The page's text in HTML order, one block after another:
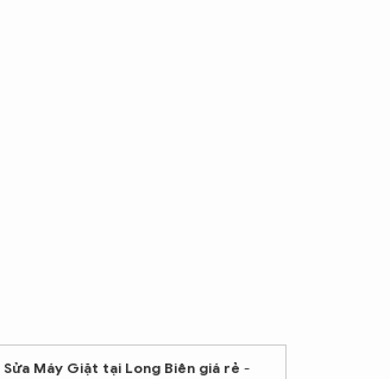
Sửa Máy Giặt tại Long Biên giá rẻ -